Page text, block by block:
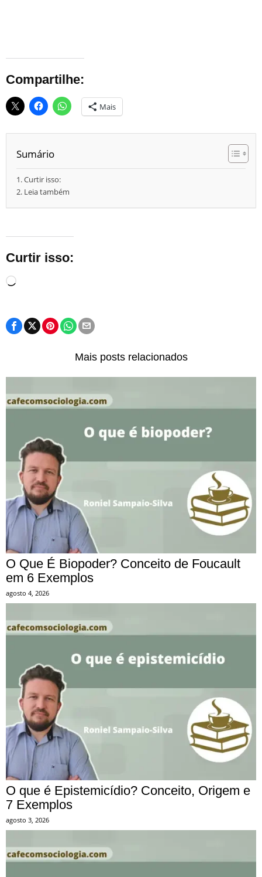
Compartilhe:
Mais
Sumário
Curtir isso:
Leia também
Curtir isso:
Carregando...
Mais posts relacionados
O Que É Biopoder? Conceito de Foucault
em 6 Exemplos
agosto 4, 2026
O que é Epistemicídio? Conceito, Origem e
7 Exemplos
agosto 3, 2026